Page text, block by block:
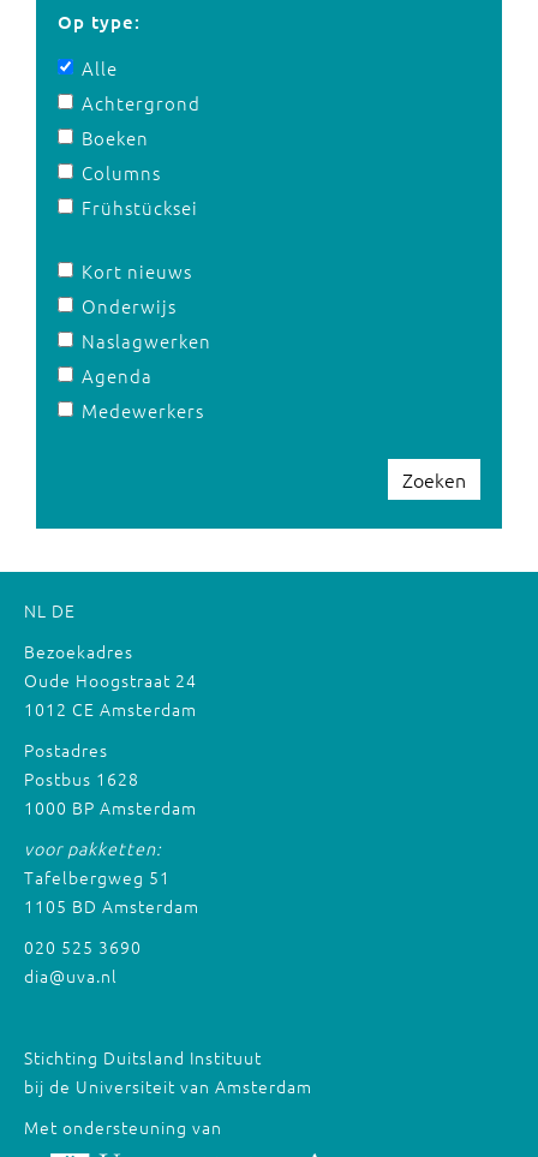
Op type:
Alle
Achtergrond
Boeken
Columns
Frühstücksei
Kort nieuws
Onderwijs
Naslagwerken
Agenda
Medewerkers
Zoeken
NL DE
Bezoekadres
Oude Hoogstraat 24
1012 CE Amsterdam
Postadres
Postbus 1628
1000 BP Amsterdam
voor pakketten:
Tafelbergweg 51
1105 BD Amsterdam
020 525 3690
dia@uva.nl
Stichting Duitsland Instituut
bij de Universiteit van Amsterdam
Met ondersteuning van